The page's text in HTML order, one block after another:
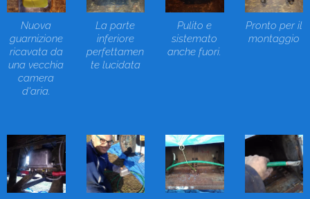
Nuova
guarnizione
ricavata da
una vecchia
camera
d'aria.
La parte
inferiore
perfettamen
te lucidata
Pulito e
sistemato
anche fuori.
Pronto per il
montaggio